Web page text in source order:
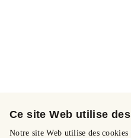
Ce site Web utilise
Notre site Web utilise des